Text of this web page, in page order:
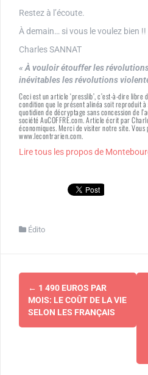
Restez à l’écoute.
À demain… si vous le voulez bien !!
Charles SANNAT
« À vouloir étouffer les
inévitables les révolutions
Ceci est un article ‘presslib’, c’est-à-dire
condition que le présent alinéa soit reproduit
quotidien de décryptage sans concession de
société AuCOFFRE.com. Article écrit par
économiques. Merci de visiter notre site.
www.lecontrarien.com.
Lire tous les propos de
Édito
Navigation
d'article
← 1 490 EUROS PAR
MOIS: LE COÛT DE LA VIE
SELON LES FRANÇAIS